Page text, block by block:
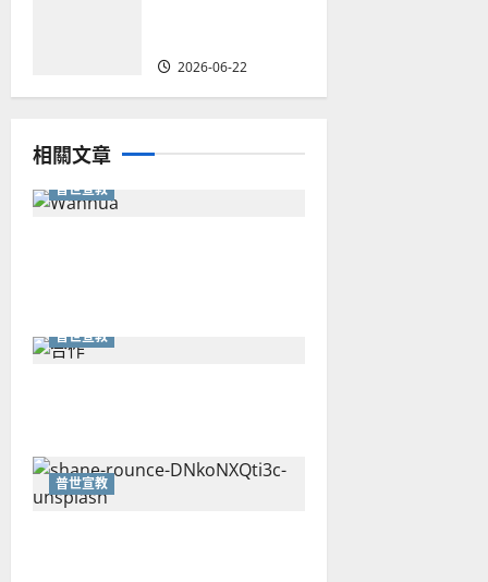
2026-06-22
相關文章
普世宣教
普世宣教
普世宣教